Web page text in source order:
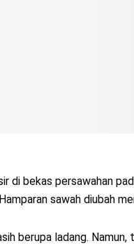
di bekas persawahan
sawah diubah
berupa ladang.